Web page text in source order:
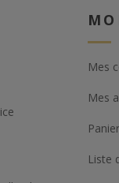
Mes
Mes
Panier
Liste